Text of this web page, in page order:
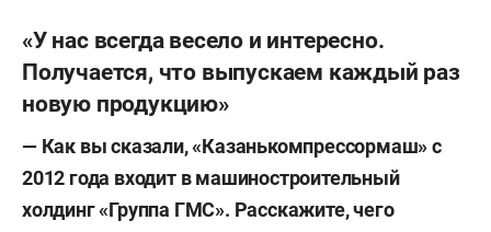
«У нас всегда весело и интересно.
Получается, что выпускаем каждый раз
новую продукцию»
— Как вы сказали, «Казанькомпрессормаш» с
2012 года входит в машиностроительный
холдинг «Группа ГМС». Расскажите, чего